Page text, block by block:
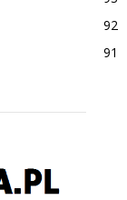
92
91